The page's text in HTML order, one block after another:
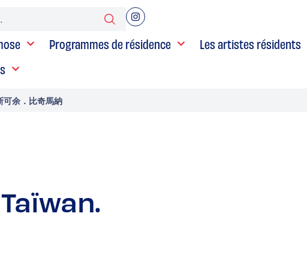
Programmes de résidence Les artistes résidents
余．比奇馬納